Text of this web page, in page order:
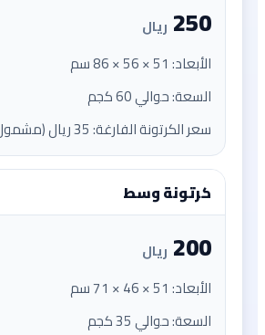
250 ريال
الأبعاد: 51 × 56 × 86 سم
السعة: حوالي 60 كجم
سعر الكرتونة الفارغة: 35 ريال (مشمول)
كرتونة وسط
200 ريال
الأبعاد: 51 × 46 × 71 سم
السعة: حوالي 35 كجم